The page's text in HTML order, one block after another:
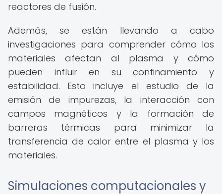
reactores de fusión.
Además, se están llevando a cabo
investigaciones para comprender cómo los
materiales afectan al plasma y cómo
pueden influir en su confinamiento y
estabilidad. Esto incluye el estudio de la
emisión de impurezas, la interacción con
campos magnéticos y la formación de
barreras térmicas para minimizar la
transferencia de calor entre el plasma y los
materiales.
Simulaciones computacionales y